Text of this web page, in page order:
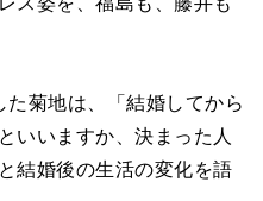
菊地は、「結婚してから
いいますか、決まった人
結婚後の生活の変化を語